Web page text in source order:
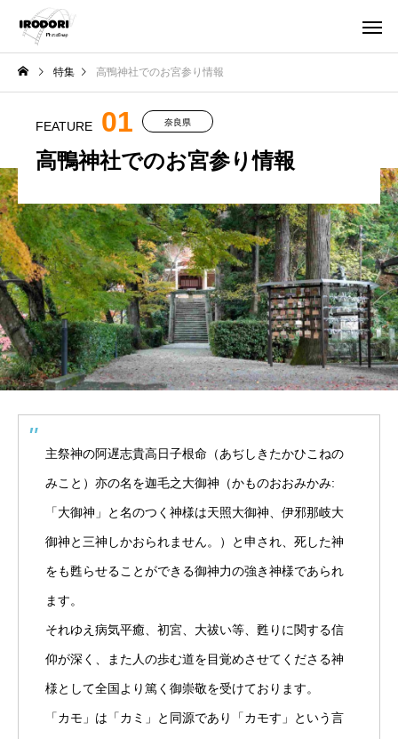
特集 高鴨神社でのお宮参り情報
FEATURE 01 奈良県
高鴨神社でのお宮参り情報
主祭神の阿遅志貴高日子根命（あぢしきたかひこねの
みこと）亦の名を迦毛之大御神（かものおおみかみ:
「大御神」と名のつく神様は天照大御神、伊邪那岐大
御神と三神しかおられません。）と申され、死した神
をも甦らせることができる御神力の強き神様であられ
ます。
それゆえ病気平癒、初宮、大祓い等、甦りに関する信
仰が深く、また人の歩む道を目覚めさせてくださる神
様として全国より篤く御崇敬を受けております。
「カモ」は「カミ」と同源であり「カモす」という言